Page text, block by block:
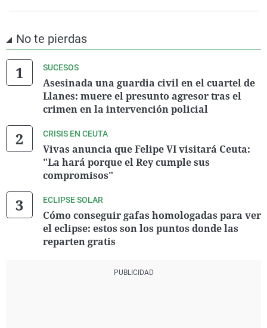
No te pierdas
SUCESOS
Asesinada una guardia civil en el cuartel de
Llanes: muere el presunto agresor tras el
crimen en la intervención policial
CRISIS EN CEUTA
Vivas anuncia que Felipe VI visitará Ceuta:
"La hará porque el Rey cumple sus
compromisos"
ECLIPSE SOLAR
Cómo conseguir gafas homologadas para ver
el eclipse: estos son los puntos donde las
reparten gratis